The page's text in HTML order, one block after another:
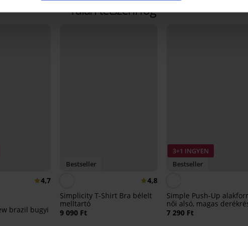
Talán tetszeni fog
4,7
brazil bugyi
Bestseller
4,8
Simplicity T-Shirt Bra bélelt
melltartó
9 090 Ft
3+1 INGYEN
Bestseller
Simple Push-Up
női alsó, magas
7 290 Ft